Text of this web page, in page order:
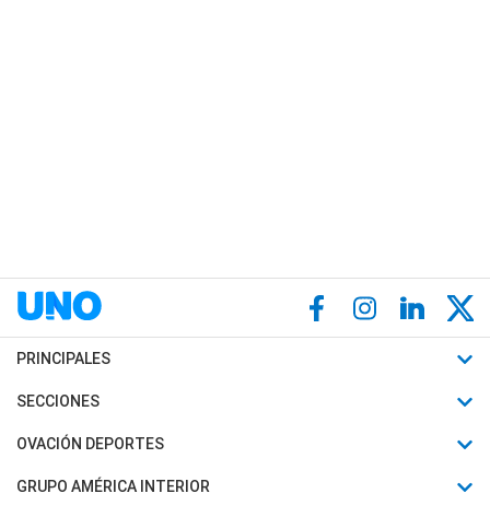
PRINCIPALES
Últimas Noticias
Política
SECCIONES
Horóscopo
Motores
OVACIÓN DEPORTES
Fútbol
GRUPO AMÉRICA INTERIOR